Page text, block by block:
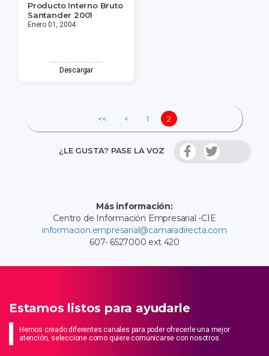
Producto Interno Bruto
Santander 2001
Enero 01, 2004
Descargar
<< < 1 2
¿LE GUSTA? PASE LA VOZ
Más información:
Centro de Información Empresarial -CIE
informacion.empresarial@camaradirecta.com
607- 6527000 ext 420
Estamos listos para ayudarle
Hemos creado diferentes canales para poder ofrecerle una mejor
atención, seleccione como quiere comunicarse con nosotros.